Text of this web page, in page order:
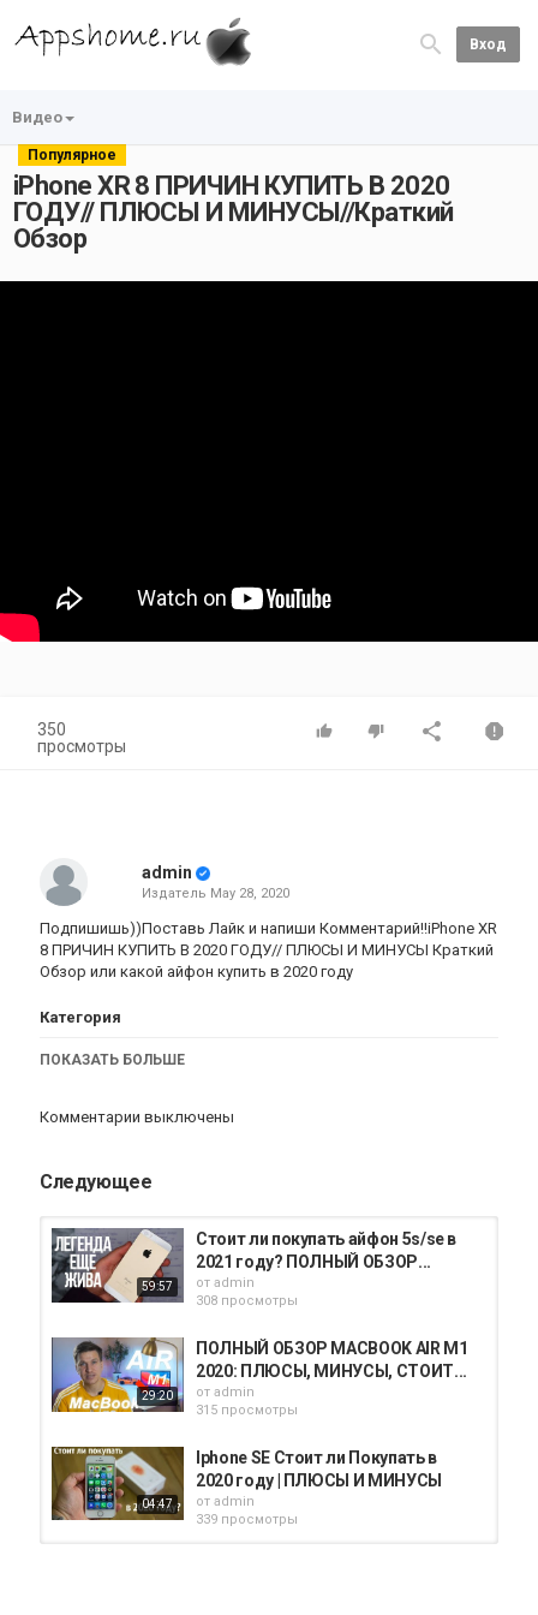
Вход
Видео
Популярное
iPhone XR 8 ПРИЧИН КУПИТЬ В 2020
ГОДУ// ПЛЮСЫ И МИНУСЫ//Краткий
Обзор
350
просмотры
admin
Издатель May 28, 2020
Подпишишь))Поставь Лайк и напиши Комментарий!!iPhone XR
8 ПРИЧИН КУПИТЬ В 2020 ГОДУ// ПЛЮСЫ И МИНУСЫ Краткий
Обзор или какой айфон купить в 2020 году
Категория
ПОКАЗАТЬ БОЛЬШЕ
Комментарии выключены
Следующее
59:57
Стоит ли покупать айфон 5s/se в
2021 году? ПОЛНЫЙ ОБЗОР...
от admin
308 просмотры
29:20
ПОЛНЫЙ ОБЗОР MACBOOK AIR M1
2020: ПЛЮСЫ, МИНУСЫ, СТОИТ...
от admin
315 просмотры
04:47
Iphone SE Стоит ли Покупать в
2020 году | ПЛЮСЫ И МИНУСЫ
от admin
339 просмотры